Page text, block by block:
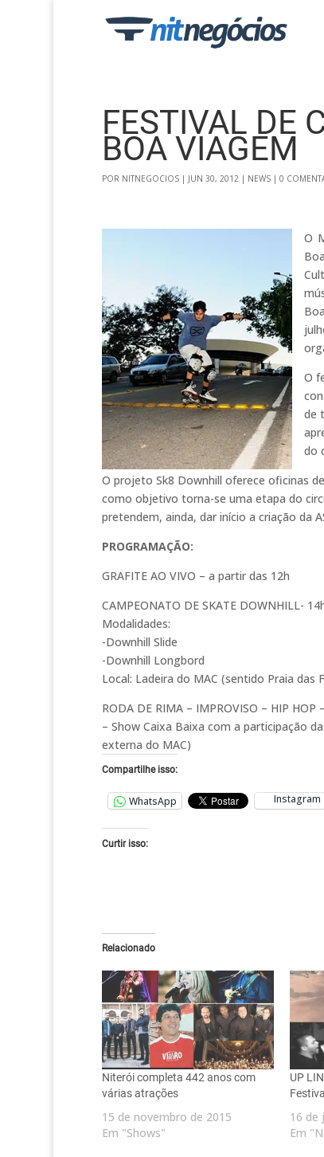
FESTIVAL DE
BOA VIAGEM
POR NITNEGOCIOS| JUN 30, 2012| NEWS| 0
O
O
de
do
O projeto Sk8 Downhill oferece oficinas
como objetivo torna-se uma etapa do
pretendem, ainda, dar início a criação da
PROGRAMAÇÃO:
GRAFITE AO VIVO – a partir das 12h
CAMPEONATO DE SKATE DOWNHILL-
Modalidades:
-Downhill Slide
-Downhill Longbord
Local: Ladeira do MAC (sentido Praia das
RODA DE RIMA – IMPROVISO – HIP HOP
– Show Caixa Baixa com a participação
externa do MAC)
Compartilhe isso:
WhatsApp Instagram
Curtir isso:
Relacionado
Niterói completa 442 anos com
várias atrações
15 de novembro de 2015
Em "Shows"
UP
Festival
16 de
Em